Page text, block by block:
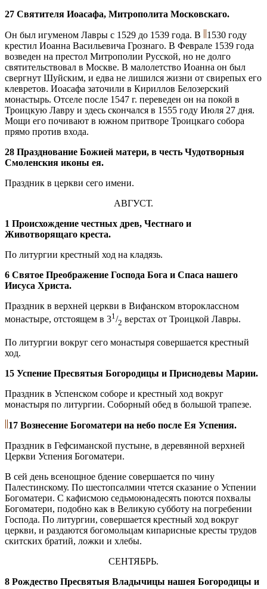
27 Святителя Иоасафа, Митрополита Московскаго.
Он был игуменом Лавры с 1529 до 1539 года. В
1530 году
крестил Иоанна Васильевича Грознаго. В Феврале 1539 года
возведен на престол Митрополии Русской, но не долго
святительствовал в Москве. В малолетство Иоанна он был
свергнут Шуйским, и едва не лишился жизни от свирепых его
клевретов. Иоасафа заточили в Кириллов Белозерский
монастырь. Отселе после 1547 г. переведен он на покой в
Троицкую Лавру и здесь скончался в 1555 году Июля 27 дня.
Мощи его почивают в южном притворе Троицкаго собора
прямо против входа.
28 Празднование Божией матери, в честь Чудотворныя
Смоленския иконы ея.
Праздник в церкви сего имени.
АВГУСТ.
1 Происхождение честных древ, Честнаго и
Животворящаго креста.
По литургии крестный ход на кладязь.
6 Святое Преображение Господа Бога и Спаса нашего
Иисуса Христа.
Праздник в верхней церкви в Вифанском второклассном
монастыре, отстоящем в 31/2 верстах от Троицкой Лавры.
По литургии вокруг сего монастыря совершается крестный
ход.
15 Успение Пресвятыя Богородицы и Приснодевы Марии.
Праздник в Успенском соборе и крестный ход вокруг
монастыря по литургии. Соборный обед в большой трапезе.
17 Вознесение Богоматери на небо после Ея Успения.
Праздник в Гефсиманской пустыне, в деревянной верхней
Церкви Успения Богоматери.
В сей день всенощное бдение совершается по чину
Палестинскому. По шестопсалмии чтется сказание о Успении
Богоматери. С кафисмою седьмоюнадесять поются похвалы
Богоматери, подобно как в Великую субботу на погребении
Господа. По литургии, совершается крестный ход вокруг
церкви, и раздаются богомольцам кипарисные кресты трудов
скитских братий, ложки и хлебы.
СЕНТЯБРЬ.
8 Рождество Пресвятыя Владычицы нашея Богородицы и